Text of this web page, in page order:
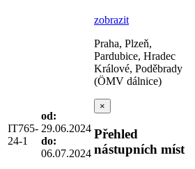
IT765-
24-1
od:
29.06.2024
do:
06.07.2024
zobrazit
Praha, Plzeň,
Pardubice, Hradec
Králové, Poděbrady
(ÖMV dálnice)
×
Přehled
nástupních míst